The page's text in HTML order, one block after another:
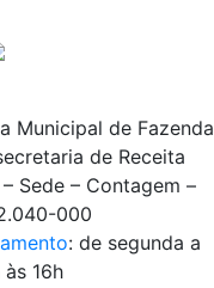
Municipal de Fazenda
de Receita
Sede – Contagem –
000
: de segunda a
16h